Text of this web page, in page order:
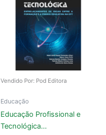
Vendido Por: Pod Editora
Educação
Educação Profissional e
Tecnológica…